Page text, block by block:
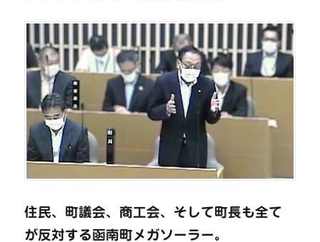
住民、町議会、商工会、そして町長も全て
が反対する函南町メガソーラー。